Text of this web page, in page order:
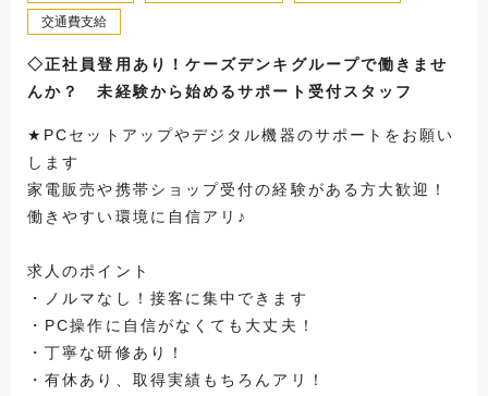
交通費支給
◇正社員登用あり！ケーズデンキグループで働きませ
んか？ 未経験から始めるサポート受付スタッフ
★PCセットアップやデジタル機器のサポートをお願い
します
家電販売や携帯ショップ受付の経験がある方大歓迎！
働きやすい環境に自信アリ♪
求人のポイント
・ノルマなし！接客に集中できます
・PC操作に自信がなくても大丈夫！
・丁寧な研修あり！
・有休あり、取得実績もちろんアリ！